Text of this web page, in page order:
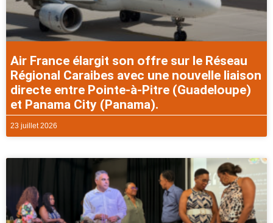
Air France élargit son offre sur le Réseau
Régional Caraibes avec une nouvelle liaison
directe entre Pointe-à-Pitre (Guadeloupe)
et Panama City (Panama).
23 juillet 2026